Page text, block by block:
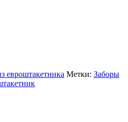
евроштакетника Метки: Заборы